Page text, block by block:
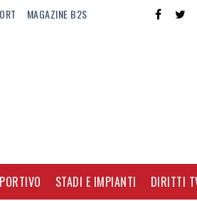
MAGAZINE B2S
STADI E IMPIANTI DIRITTI